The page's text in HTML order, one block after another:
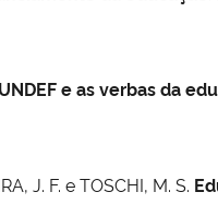
e as verbas da
J. F. e TOSCHI, M. S.